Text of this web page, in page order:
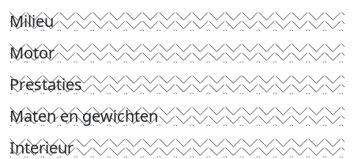
Milieu
Motor
Prestaties
Maten en gewichten
Interieur